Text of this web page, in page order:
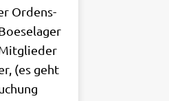
Ordens­
(es geht